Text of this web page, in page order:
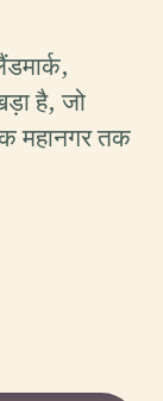
है, जो
महानगर तक